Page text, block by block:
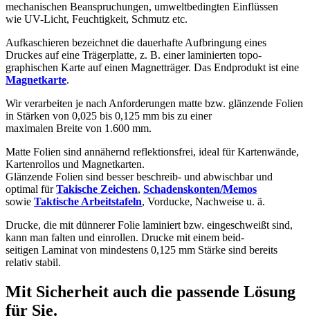
mechanischen Beanspruchungen, umweltbedingten Einflüssen
wie UV-Licht, Feuchtigkeit, Schmutz etc.
Aufkaschieren bezeichnet die dauerhafte Aufbringung eines
Druckes auf eine Trägerplatte, z. B. einer laminierten topo-
graphischen Karte auf einen Magnetträger. Das Endprodukt ist eine
Magnetkarte.
Wir verarbeiten je nach Anforderungen matte bzw. glänzende Folien
in Stärken von 0,025 bis 0,125 mm bis zu einer
maximalen Breite von 1.600 mm.
Matte Folien sind annähernd reflektionsfrei, ideal für Kartenwände,
Kartenrollos und Magnetkarten.
Glänzende Folien sind besser beschreib- und abwischbar und
optimal fürTakische Zeichen, Schadenskonten/Memos
sowie Taktische Arbeitstafeln, Vorducke, Nachweise u. ä.
Drucke, die mit dünnerer Folie laminiert bzw. eingeschweißt sind,
kann man falten und einrollen. Drucke mit einem beid-
seitigen Laminat von mindestens 0,125 mm Stärke sind bereits
relativ stabil.
Mit Sicherheit auch die passende Lösung
für Sie.